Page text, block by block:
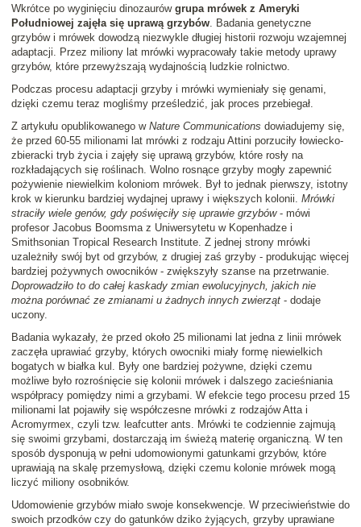
Wkrótce po wyginięciu dinozaurów grupa mrówek z Ameryki
Południowej zajęła się uprawą grzybów. Badania genetyczne
grzybów i mrówek dowodzą niezwykle długiej historii rozwoju wzajemnej
adaptacji. Przez miliony lat mrówki wypracowały takie metody uprawy
grzybów, które przewyższają wydajnością ludzkie rolnictwo.
Podczas procesu adaptacji grzyby i mrówki wymieniały się genami,
dzięki czemu teraz mogliśmy prześledzić, jak proces przebiegał.
Z artykułu opublikowanego w Nature Communications dowiadujemy się,
że przed 60-55 milionami lat mrówki z rodzaju Attini porzuciły łowiecko-
zbieracki tryb życia i zajęły się uprawą grzybów, które rosły na
rozkładających się roślinach. Wolno rosnące grzyby mogły zapewnić
pożywienie niewielkim koloniom mrówek. Był to jednak pierwszy, istotny
krok w kierunku bardziej wydajnej uprawy i większych kolonii. Mrówki
straciły wiele genów, gdy poświęciły się uprawie grzybów- mówi
profesor Jacobus Boomsma z Uniwersytetu w Kopenhadze i
Smithsonian Tropical Research Institute. Z jednej strony mrówki
uzależniły swój byt od grzybów, z drugiej zaś grzyby - produkując więcej
bardziej pożywnych owocników - zwiększyły szanse na przetrwanie.
Doprowadziło to do całej kaskady zmian ewolucyjnych, jakich nie
można porównać ze zmianami u żadnych innych zwierząt - dodaje
uczony.
Badania wykazały, że przed około 25 milionami lat jedna z linii mrówek
zaczęła uprawiać grzyby, których owocniki miały formę niewielkich
bogatych w białka kul. Były one bardziej pożywne, dzięki czemu
możliwe było rozrośnięcie się kolonii mrówek i dalszego zacieśniania
współpracy pomiędzy nimi a grzybami. W efekcie tego procesu przed 15
milionami lat pojawiły się współczesne mrówki z rodzajów Atta i
Acromyrmex, czyli tzw. leafcutter ants. Mrówki te codziennie zajmują
się swoimi grzybami, dostarczają im świeżą materię organiczną. W ten
sposób dysponują w pełni udomowionymi gatunkami grzybów, które
uprawiają na skalę przemysłową, dzięki czemu kolonie mrówek mogą
liczyć miliony osobników.
Udomowienie grzybów miało swoje konsekwencje. W przeciwieństwie do
swoich przodków czy do gatunków dziko żyjących, grzyby uprawiane